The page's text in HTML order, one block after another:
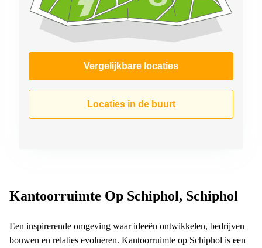
Bedrijfsruimte
Huren in
Nijmegen
Vergelijkbare locaties
Locaties in de buurt
Kantoorruimte Op Schiphol, Schiphol
Een inspirerende omgeving waar ideeën ontwikkelen, bedrijven
bouwen en relaties evolueren. Kantoorruimte op Schiphol is een